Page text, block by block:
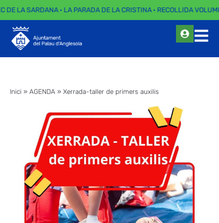
DE LA SARDANA · LA PARADA DE LA CRISTINA · RECOLLIDA
Inici » AGENDA » Xerrada-taller de primers auxilis